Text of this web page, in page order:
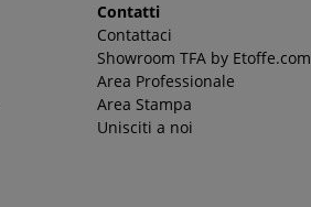
Contatti
Contattaci
Showroom TFA by Etoffe.com
Area Professionale
Area Stampa
Unisciti a noi